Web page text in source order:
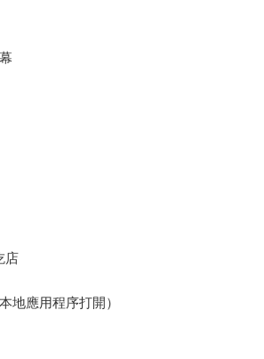
店
地應用程序打開）